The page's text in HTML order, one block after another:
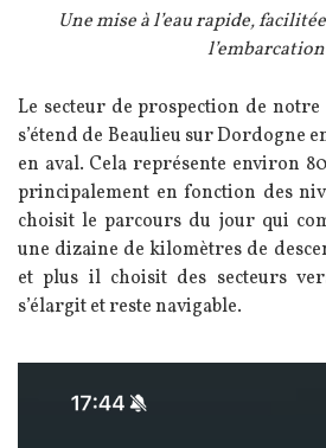
LégendeUne mise à l’eau rapide,
l’embarcation
Texte
Le secteur de prospection de
s’étend de Beaulieu sur Dordogne
en aval. Cela représente environ
principalement en fonction des
choisit le parcours du jour qui
une dizaine de kilomètres de
et plus il choisit des secteurs
s’élargit et reste navigable.